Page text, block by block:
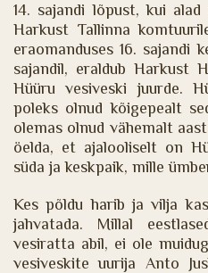
14. sajandi lõpust, kui
Harkust Tallinna
eraomanduses 16. sajandi
sajandil, eraldub Harkust
Hüüru vesiveski juurde.
poleks olnud kõigepealt
olemas olnud vähemalt
öelda, et ajalooliselt on
süda ja keskpaik, mille
Kes põldu harib ja vilja
jahvatada. Millal
vesiratta abil, ei ole
vesiveskite uurija Anto